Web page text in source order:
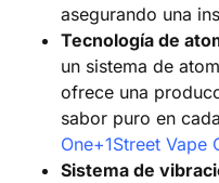
asegurando una
Tecnología de
un sistema de
ofrece una
sabor puro en
One+1Street Vape
Sistema de